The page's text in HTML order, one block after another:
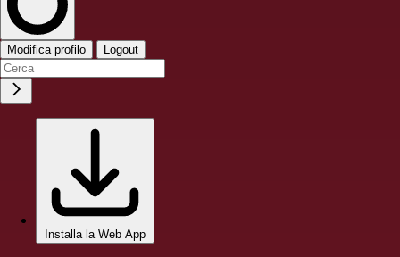
Modifica profilo Logout
Installa la Web App